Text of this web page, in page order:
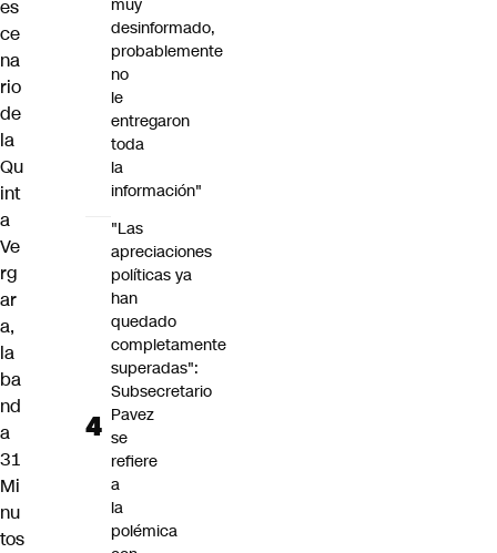
es
ce
na
rio
de
la
Qu
int
a
Ve
rg
ar
a,
la
ba
nd
a
31
Mi
nu
tos
muy
desinformado,
probablemente
no
le
entregaron
toda
la
información"
"Las
apreciaciones
políticas ya
han
quedado
completamente
superadas":
Subsecretario
Pavez
se
refiere
a
la
polémica